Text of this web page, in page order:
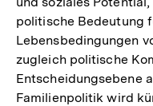
politische Bedeutung
Lebensbedingungen
zugleich politische
Entscheidungsebene
Familienpolitik wird